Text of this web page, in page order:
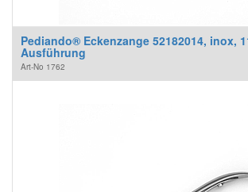
Pediando® Eckenzange 52182014, inox,
Ausführung
Art-No 1762